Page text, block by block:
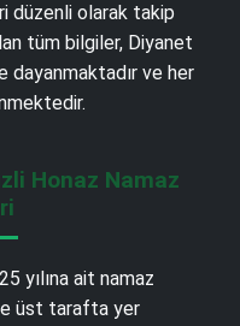
düzenli olarak takip
tüm bilgiler, Diyanet
dayanmaktadır ve her
Honaz Namaz
yılına ait namaz
üst tarafta yer